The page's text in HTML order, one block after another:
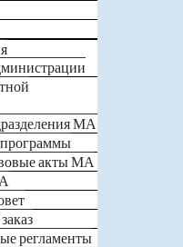
МА
акты МА
регламенты